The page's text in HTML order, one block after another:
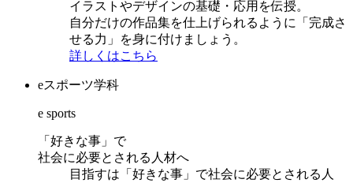
イラストやデザインの基礎・応用を伝授。
自分だけの作品集を仕上げられるように「完成さ
せる力」を身に付けましょう。
詳しくはこちら
eスポーツ学科
e sports
「好きな事」で
社会に必要とされる人材へ
目指すは「好きな事」で社会に必要とされる人